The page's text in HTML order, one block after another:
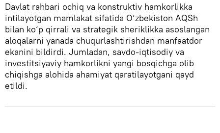
Davlat rahbari ochiq va konstruktiv hamkorlikka
intilayotgan mamlakat sifatida O‘zbekiston AQSh
bilan ko‘p qirrali va strategik sheriklikka asoslangan
aloqalarni yanada chuqurlashtirishdan manfaatdor
ekanini bildirdi. Jumladan, savdo-iqtisodiy va
investitsiyaviy hamkorlikni yangi bosqichga olib
chiqishga alohida ahamiyat qaratilayotgani qayd
etildi.